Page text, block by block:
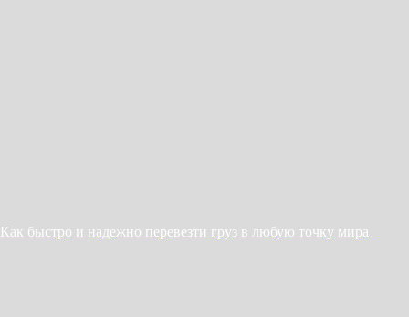
Как быстро и надежно перевезти груз в любую точку мира